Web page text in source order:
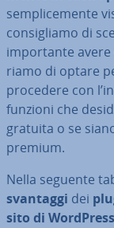
sem­pli­ce­men­te
con­si­glia­mo di
im­por­tan­te
ria­mo di optare
procedere con
funzioni che
gratuita o se
premium.
Nella seguente
svantaggi dei
sito di WordPress